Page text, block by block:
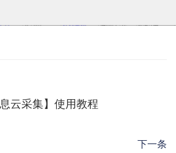
云采集】使用教程
下一条